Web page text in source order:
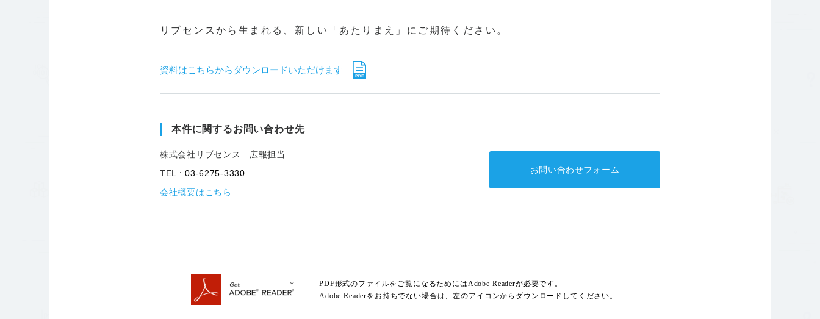
リブセンスから生まれる、新しい「あたりまえ」にご期待ください。
資料はこちらからダウンロードいただけます
本件に関するお問い合わせ先
株式会社リブセンス 広報担当
TEL :03-6275-3330
会社概要はこちら
お問い合わせフォーム
PDF形式のファイルをご覧になるためにはAdobe Readerが必要です。
Adobe Readerをお持ちでない場合は、左のアイコンからダウンロードしてください。